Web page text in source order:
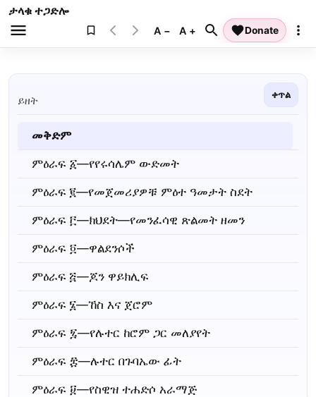
ታላቁ ተጋድሎ
Donate
A − A +
ይዘት ቀጥል
መቅድም
ምዕራፍ ፩—የየሩሳሌም ውድመት
ምዕራፍ ፪—የመጀመሪያዎቹ ምዕተ ዓመታት ስደት
ምዕራፍ ፫—ክህደት—የመንፈሳዊ ጽልመት ዘመን
ምዕራፍ ፬—ዋልደንሶች
ምዕራፍ ፭—ጆን ዋይክሊፍ
ምዕራፍ ፮—ኸስ እና ጀሮም
ምዕራፍ ፯—የሉተር ከሮም ጋር መለያየት
ምዕራፍ ፰—ሉተር በጉባኤው ፊት
ምዕራፍ ፱—የስዊዝ ተሐድሶ አራማጅ